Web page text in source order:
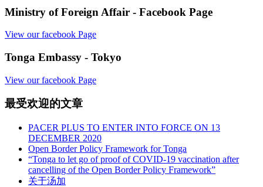
Ministry of Foreign Affair - Facebook Page
View our facebook Page
Tonga Embassy - Tokyo
View our facebook Page
最受欢迎的文章
PACER PLUS TO ENTER INTO FORCE ON 13
DECEMBER 2020
Open Border Policy Framework for Tonga
“Tonga to let go of proof of COVID-19 vaccination after
cancelling of the Open Border Policy Framework”
关于汤加